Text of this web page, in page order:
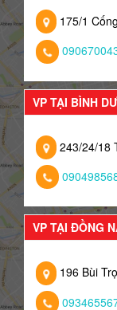
175/1
VP TẠI BÌNH
243/24/18
VP TẠI ĐỒNG
196 Bùi